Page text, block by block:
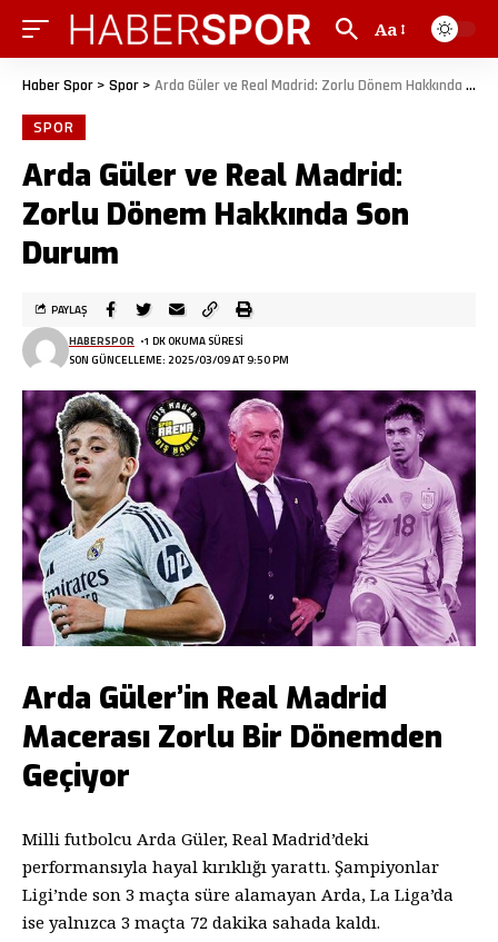
Aa
Haber Spor > Spor > Arda Güler ve Real Madrid: Zorlu Dönem Hakkında Son Durum
SPOR
Arda Güler ve Real Madrid:
Zorlu Dönem Hakkında Son
Durum
SON GÜNCELLEME: 2025/03/09 AT 9:50 PM
HABERSPOR 1 DK OKUMA SÜRESI
PAYLAŞ
Arda Güler’in Real Madrid
Macerası Zorlu Bir Dönemden
Geçiyor
Milli futbolcu Arda Güler, Real Madrid’deki
performansıyla hayal kırıklığı yarattı. Şampiyonlar
Ligi’nde son 3 maçta süre alamayan Arda, La Liga’da
ise yalnızca 3 maçta 72 dakika sahada kaldı.